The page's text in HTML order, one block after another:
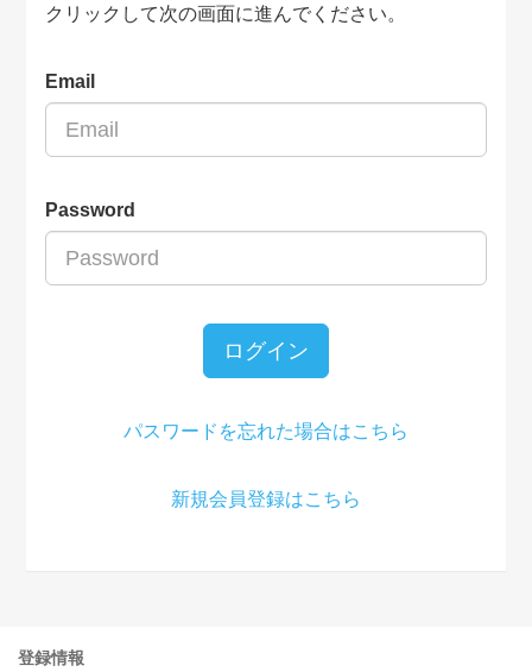
クリックして次の画面に進んでください。
Email
Password
ログイン
パスワードを忘れた場合はこちら
新規会員登録はこちら
登録情報